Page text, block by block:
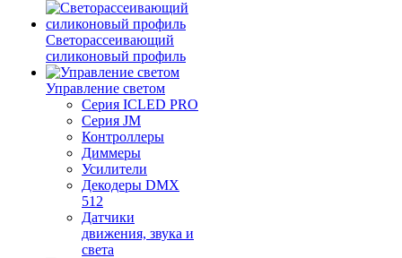
Светорассеивающий
силиконовый профиль
Управление светом
Серия ICLED PRO
Серия JM
Контроллеры
Диммеры
Усилители
Декодеры DMX
512
Датчики
движения, звука и
света